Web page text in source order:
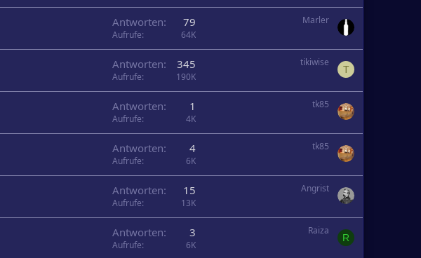
Antworten 79
Aufrufe 64K
Marler
Antworten 345
Aufrufe 190K
tikiwise
T
Antworten 1
Aufrufe 4K
tk85
Antworten 4
Aufrufe 6K
tk85
Antworten 15
Aufrufe 13K
Angrist
Antworten 3
Aufrufe 6K
Raiza
R